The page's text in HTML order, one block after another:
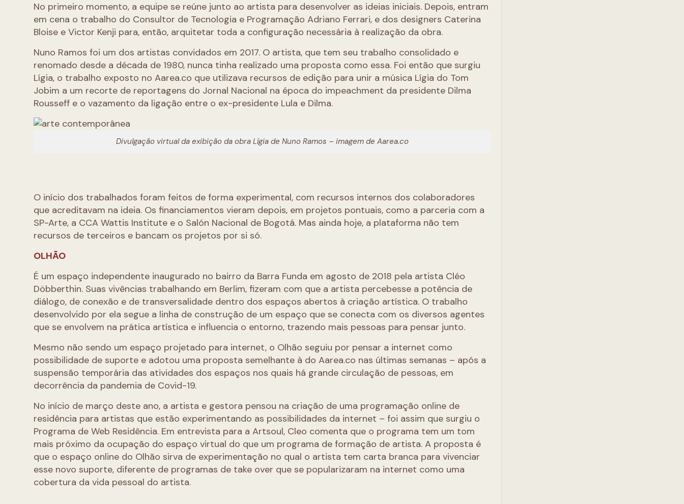
No primeiro momento, a equipe se reúne junto ao artista para desenvolver as ideias iniciais. Depois, entram
em cena o trabalho do Consultor de Tecnologia e Programação Adriano Ferrari, e dos designers Caterina
Bloise e Victor Kenji para, então, arquitetar toda a configuração necessária à realização da obra.
Nuno Ramos foi um dos artistas convidados em 2017. O artista, que tem seu trabalho consolidado e
renomado desde a década de 1980, nunca tinha realizado uma proposta como essa. Foi então que surgiu
Lígia, o trabalho exposto no Aarea.co que utilizava recursos de edição para unir a música Lígia do Tom
Jobim a um recorte de reportagens do Jornal Nacional na época do impeachment da presidente Dilma
Rousseff e o vazamento da ligação entre o ex-presidente Lula e Dilma.
Divulgação virtual da exibição da obra Lígia de Nuno Ramos – imagem de Aarea.co
O início dos trabalhados foram feitos de forma experimental, com recursos internos dos colaboradores
que acreditavam na ideia. Os financiamentos vieram depois, em projetos pontuais, como a parceria com a
SP-Arte, a CCA Wattis Institute e o Salón Nacional de Bogotá. Mas ainda hoje, a plataforma não tem
recursos de terceiros e bancam os projetos por si só.
OLHÃO
É um espaço independente inaugurado no bairro da Barra Funda em agosto de 2018 pela artista Cléo
Döbberthin. Suas vivências trabalhando em Berlim, fizeram com que a artista percebesse a potência de
diálogo, de conexão e de transversalidade dentro dos espaços abertos à criação artística. O trabalho
desenvolvido por ela segue a linha de construção de um espaço que se conecta com os diversos agentes
que se envolvem na prática artística e influencia o entorno, trazendo mais pessoas para pensar junto.
Mesmo não sendo um espaço projetado para internet, o Olhão seguiu por pensar a internet como
possibilidade de suporte e adotou uma proposta semelhante à do Aarea.co nas últimas semanas – após a
suspensão temporária das atividades dos espaços nos quais há grande circulação de pessoas, em
decorrência da pandemia de Covid-19.
No início de março deste ano, a artista e gestora pensou na criação de uma programação online de
residência para artistas que estão experimentando as possibilidades da internet – foi assim que surgiu o
Programa de Web Residência. Em entrevista para a Artsoul, Cleo comenta que o programa tem um tom
mais próximo da ocupação do espaço virtual do que um programa de formação de artista. A proposta é
que o espaço online do Olhão sirva de experimentação no qual o artista tem carta branca para vivenciar
esse novo suporte, diferente de programas de take over que se popularizaram na internet como uma
cobertura da vida pessoal do artista.